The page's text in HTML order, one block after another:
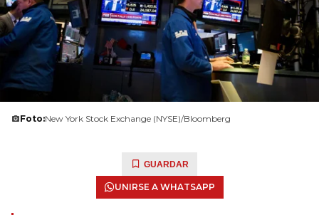
Foto:New York Stock Exchange (NYSE)/Bloomberg
GUARDAR
UNIRSE A WHATSAPP